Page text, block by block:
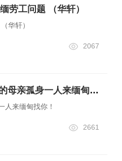
劳工问题 （华轩）
华轩）
2067
寻人 | 孙大鹏先生你在哪里？你七十高龄的母亲孤身一人来缅甸找你！
人来缅甸找你！
2661